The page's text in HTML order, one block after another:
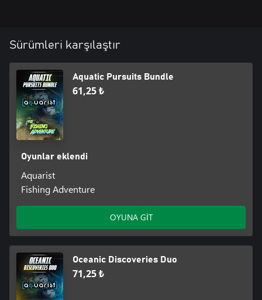
Sürümleri karşılaştır
Aquatic Pursuits Bundle
61,25 ₺
Oyunlar eklendi
Aquarist
Fishing Adventure
OYUNA GİT
Oceanic Discoveries Duo
71,25 ₺